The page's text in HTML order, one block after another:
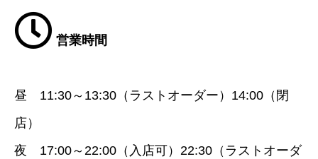
営業時間
昼 11:30～13:30（ラストオーダー）14:00（閉
店）
夜 17:00～22:00（入店可）22:30（ラストオーダ